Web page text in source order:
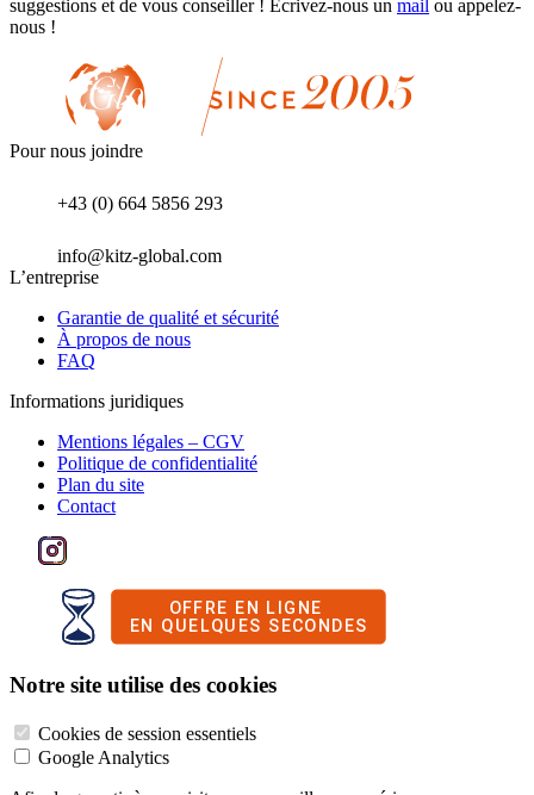
suggestions et de vous conseiller ! Écrivez-nous un mail ou appelez-
nous !
Pour nous joindre
+43 (0) 664 5856 293
info@kitz-global.com
L’entreprise
Garantie de qualité et sécurité
À propos de nous
FAQ
Informations juridiques
Mentions légales – CGV
Politique de confidentialité
Plan du site
Contact
Notre site utilise des cookies
Cookies de session essentiels
Google Analytics